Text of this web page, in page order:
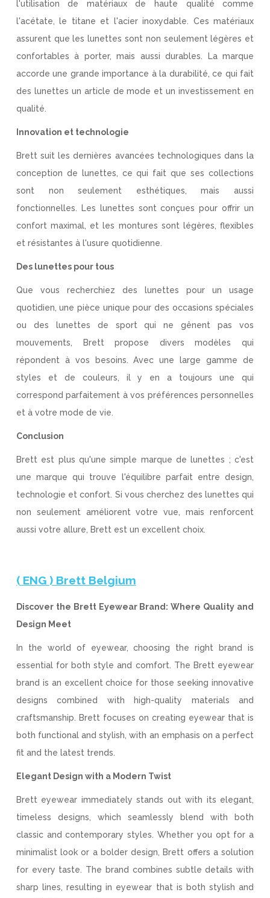
l'utilisation de matériaux de haute qualité comme
l'acétate, le titane et l'acier inoxydable. Ces matériaux
assurent que les lunettes sont non seulement légères et
confortables à porter, mais aussi durables. La marque
accorde une grande importance à la durabilité, ce qui fait
des lunettes un article de mode et un investissement en
qualité.
Innovation et technologie
Brett suit les dernières avancées technologiques dans la
conception de lunettes, ce qui fait que ses collections
sont non seulement esthétiques, mais aussi
fonctionnelles. Les lunettes sont conçues pour offrir un
confort maximal, et les montures sont légères, flexibles
et résistantes à l'usure quotidienne.
Des lunettes pour tous
Que vous recherchiez des lunettes pour un usage
quotidien, une pièce unique pour des occasions spéciales
ou des lunettes de sport qui ne gênent pas vos
mouvements, Brett propose divers modèles qui
répondent à vos besoins. Avec une large gamme de
styles et de couleurs, il y en a toujours une qui
correspond parfaitement à vos préférences personnelles
et à votre mode de vie.
Conclusion
Brett est plus qu'une simple marque de lunettes ; c'est
une marque qui trouve l'équilibre parfait entre design,
technologie et confort. Si vous cherchez des lunettes qui
non seulement améliorent votre vue, mais renforcent
aussi votre allure, Brett est un excellent choix.
( ENG ) Brett Belgium
Discover the Brett Eyewear Brand: Where Quality and
Design Meet
In the world of eyewear, choosing the right brand is
essential for both style and comfort. The Brett eyewear
brand is an excellent choice for those seeking innovative
designs combined with high-quality materials and
craftsmanship. Brett focuses on creating eyewear that is
both functional and stylish, with an emphasis on a perfect
fit and the latest trends.
Elegant Design with a Modern Twist
Brett eyewear immediately stands out with its elegant,
timeless designs, which seamlessly blend with both
classic and contemporary styles. Whether you opt for a
minimalist look or a bolder design, Brett offers a solution
for every taste. The brand combines subtle details with
sharp lines, resulting in eyewear that is both stylish and